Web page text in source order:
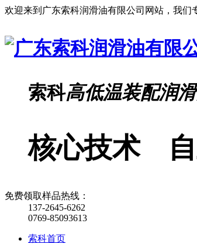
欢迎来到广东索科润滑油有限公司网站，我们
索科高低温装配润
核心技术
免费领取样品热线：
137-2645-6262
0769-85093613
索科首页